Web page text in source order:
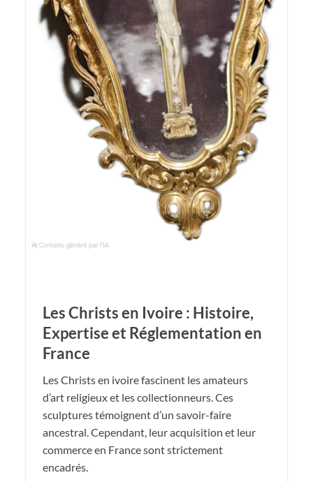
Les Christs en Ivoire : Histoire,
Expertise et Réglementation en
France
Les Christs en ivoire fascinent les amateurs
d’art religieux et les collectionneurs. Ces
sculptures témoignent d’un savoir-faire
ancestral. Cependant, leur acquisition et leur
commerce en France sont strictement
encadrés.